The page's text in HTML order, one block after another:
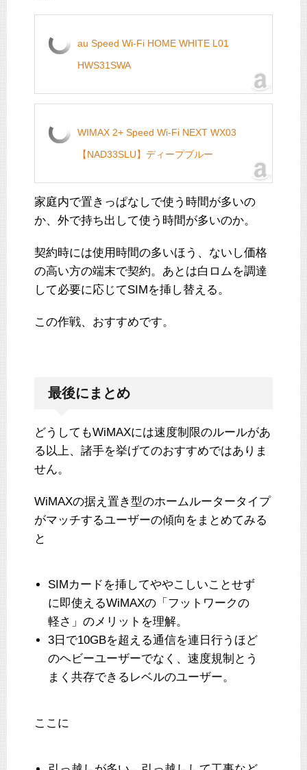
au Speed Wi-Fi HOME WHITE L01
HWS31SWA
WIMAX 2+ Speed Wi-Fi NEXT WX03
【NAD33SLU】ディープブルー
家庭内で置きっぱなしで使う時間が多いの
か、外で持ち出して使う時間が多いのか。
契約時には使用時間の多いほう、ないし価格
の高い方の端末で契約。あとは白ロムを調達
して必要に応じてSIMを挿し替える。
この作戦、おすすめです。
最後にまとめ
どうしてもWiMAXには速度制限のルールがあ
る以上、諸手を挙げてのおすすめではありま
せん。
WiMAXの据え置き型のホームルータータイプ
がマッチするユーザーの傾向をまとめてみる
と
SIMカードを挿してややこしいことせず
に即使えるWiMAXの「フットワークの
軽さ」のメリットを理解。
3日で10GBを超える通信を連日行うほど
のヘビーユーザーでなく、速度規制とう
まく共存できるレベルのユーザー。
ここに